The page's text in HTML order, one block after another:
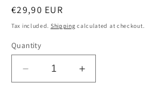
Regular
price
€29,90 EUR
Tax included. Shipping calculated at checkout.
Quantity
Decrease
quantity
Increase
quantity